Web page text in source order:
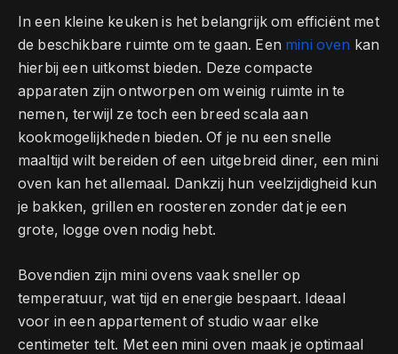
In een kleine keuken is het belangrijk om efficiënt met
de beschikbare ruimte om te gaan. Een mini oven kan
hierbij een uitkomst bieden. Deze compacte
apparaten zijn ontworpen om weinig ruimte in te
nemen, terwijl ze toch een breed scala aan
kookmogelijkheden bieden. Of je nu een snelle
maaltijd wilt bereiden of een uitgebreid diner, een mini
oven kan het allemaal. Dankzij hun veelzijdigheid kun
je bakken, grillen en roosteren zonder dat je een
grote, logge oven nodig hebt.
Bovendien zijn mini ovens vaak sneller op
temperatuur, wat tijd en energie bespaart. Ideaal
voor in een appartement of studio waar elke
centimeter telt. Met een mini oven maak je optimaal